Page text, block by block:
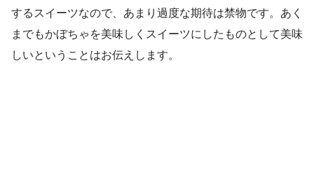
するスイーツなので、あまり過度な期待は禁物です。あく
までもかぼちゃを美味しくスイーツにしたものとして美味
しいということはお伝えします。